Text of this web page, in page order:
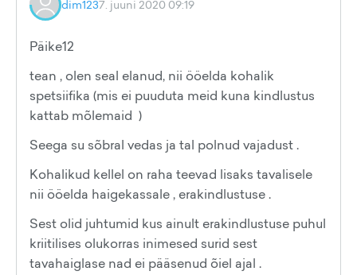
dim1237. juuni 2020 09:19
Päike12
tean , olen seal elanud, nii ööelda kohalik
spetsiifika (mis ei puuduta meid kuna kindlustus
kattab mõlemaid )
Seega su sõbral vedas ja tal polnud vajadust .
Kohalikud kellel on raha teevad lisaks tavalisele
nii ööelda haigekassale , erakindlustuse .
Sest olid juhtumid kus ainult erakindlustuse puhul
kriitilises olukorras inimesed surid sest
tavahaiglase nad ei pääsenud õiel ajal .